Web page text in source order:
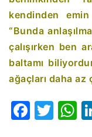
kendinden emin
“Bunda
çalışırken ben
baltamı
ağaçları daha az